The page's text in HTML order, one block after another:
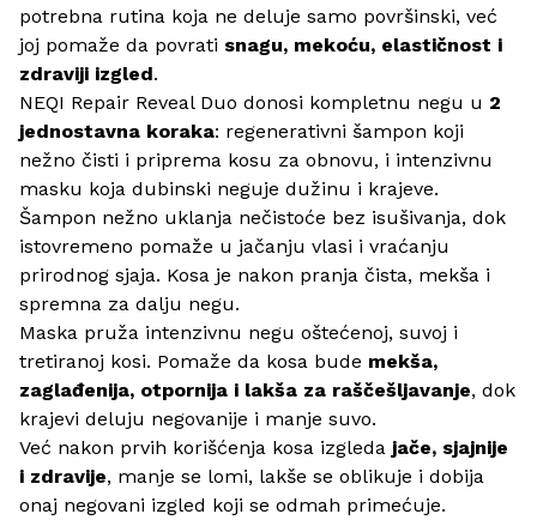
potrebna rutina koja ne deluje samo površinski, već
joj pomaže da povrati snagu, mekoću, elastičnost i
zdraviji izgled.
NEQI Repair Reveal Duo donosi kompletnu negu u 2
jednostavna koraka: regenerativni šampon koji
nežno čisti i priprema kosu za obnovu, i intenzivnu
masku koja dubinski neguje dužinu i krajeve.
Šampon nežno uklanja nečistoće bez isušivanja, dok
istovremeno pomaže u jačanju vlasi i vraćanju
prirodnog sjaja. Kosa je nakon pranja čista, mekša i
spremna za dalju negu.
Maska pruža intenzivnu negu oštećenoj, suvoj i
tretiranoj kosi. Pomaže da kosa bude mekša,
zaglađenija, otpornija i lakša za raščešljavanje, dok
krajevi deluju negovanije i manje suvo.
Već nakon prvih korišćenja kosa izgleda jače, sjajnije
i zdravije, manje se lomi, lakše se oblikuje i dobija
onaj negovani izgled koji se odmah primećuje.